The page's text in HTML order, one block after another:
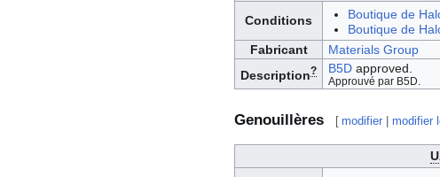
Conditions
Boutique de
Boutique de
Fabricant
Materials Group
Description? B5Dapproved.
Approuvé par B5D.
Genouillères [ modifier |modifier